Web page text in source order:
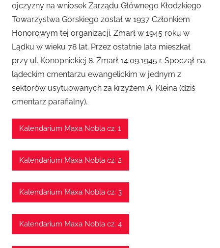
ojczyzny na wniosek Zarządu Głównego Kłodzkiego
Towarzystwa Górskiego został w 1937 Członkiem
Honorowym tej organizacji. Zmarł w 1945 roku w
Lądku w wieku 78 lat. Przez ostatnie lata mieszkał
przy ul. Konopnickiej 8. Zmarł 14.09.1945 r. Spoczął na
lądeckim cmentarzu ewangelickim w jednym z
sektorów usytuowanych za krzyżem A. Kleina (dziś
cmentarz parafialny).
Kalendarium Maxa Nobla cz. 1
Kalendarium Maxa Nobla cz. 2
Kalendarium Maxa Nobla cz. 3
Kalendarium Maxa Nobla cz. 4